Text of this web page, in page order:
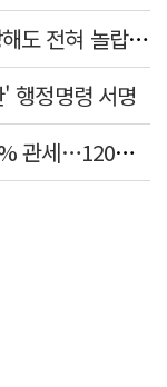
"이란 모즈타바 매우 위독…언제 사망해도 전혀 놀랍지 않아"
행정명령 서명
[속보] 美, 폴리실리콘 파생제품에 15% 관세…120일 뒤 발효